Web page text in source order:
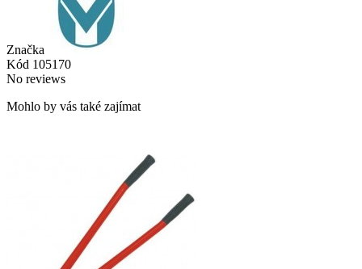
Značka
Kód 105170
No reviews
Mohlo by vás také zajímat